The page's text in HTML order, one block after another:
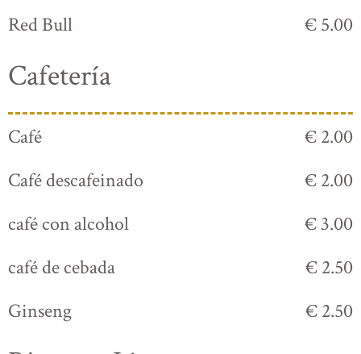
Red Bull
€ 5.00
Cafetería
Café
€ 2.00
Café descafeinado
€ 2.00
café con alcohol
€ 3.00
café de cebada
€ 2.50
Ginseng
€ 2.50